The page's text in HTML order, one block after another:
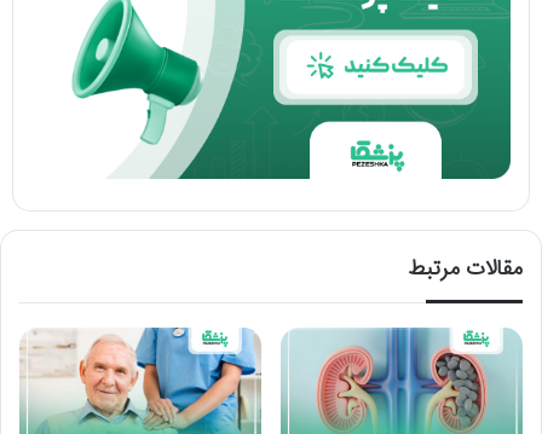
مقالات مرتبط